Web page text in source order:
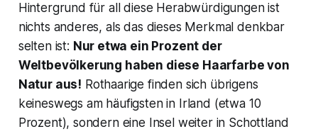
Hintergrund für all diese Herabwürdigungen ist
nichts anderes, als das dieses Merkmal denkbar
selten ist: Nur etwa ein Prozent der
Weltbevölkerung haben diese Haarfarbe von
Natur aus! Rothaarige finden sich übrigens
keineswegs am häufigsten in Irland (etwa 10
Prozent), sondern eine Insel weiter in Schottland